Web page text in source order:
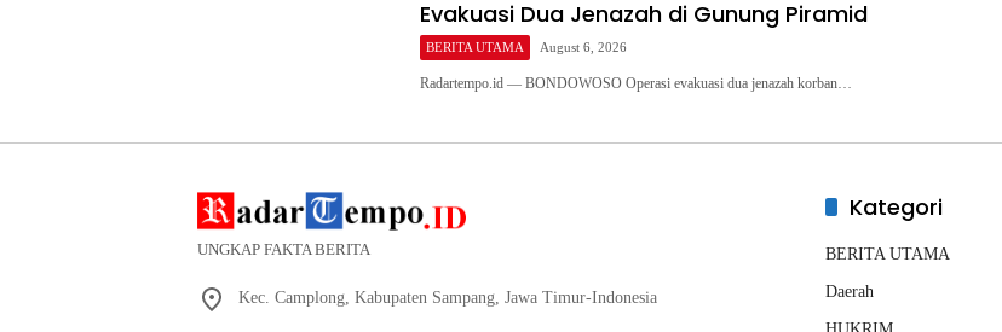
Evakuasi Dua Jenazah di Gunung Piramid
BERITA UTAMA August 6, 2026
Radartempo.id — BONDOWOSO Operasi evakuasi dua jenazah korban…
UNGKAP FAKTA BERITA
Kec. Camplong, Kabupaten Sampang, Jawa Timur-Indonesia
Kategori
BERITA UTAMA
Daerah